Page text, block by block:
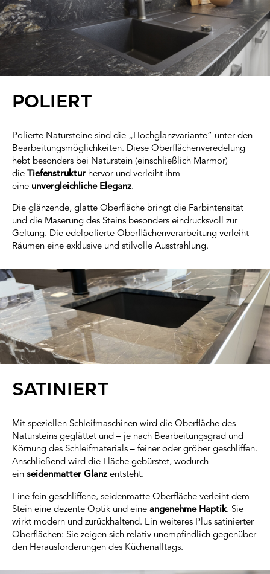
POLIERT
Polierte Natursteine sind die „Hochglanzvariante“ unter den
Bearbeitungsmöglichkeiten. Diese Oberflächenveredelung
hebt besonders bei Naturstein (einschließlich Marmor)
die Tiefenstruktur hervor und verleiht ihm
eine unvergleichliche Eleganz.
Die glänzende, glatte Oberfläche bringt die Farbintensität
und die Maserung des Steins besonders eindrucksvoll zur
Geltung. Die edelpolierte Oberflächenverarbeitung verleiht
Räumen eine exklusive und stilvolle Ausstrahlung.
SATINIERT
Mit speziellen Schleifmaschinen wird die Oberfläche des
Natursteins geglättet und – je nach Bearbeitungsgrad und
Körnung des Schleifmaterials – feiner oder gröber geschliffen.
Anschließend wird die Fläche gebürstet, wodurch
ein seidenmatter Glanz entsteht.
Eine fein geschliffene, seidenmatte Oberfläche verleiht dem
Stein eine dezente Optik und eine angenehme Haptik. Sie
wirkt modern und zurückhaltend. Ein weiteres Plus satinierter
Oberflächen: Sie zeigen sich relativ unempfindlich gegenüber
den Herausforderungen des Küchenalltags.